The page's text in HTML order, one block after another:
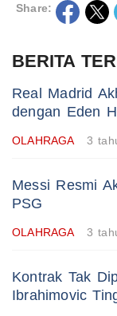
Share:
BERITA
Real Madrid
dengan Eden
OLAHRAGA 3
Messi Resmi
PSG
OLAHRAGA 3
Kontrak Tak
Ibrahimovic